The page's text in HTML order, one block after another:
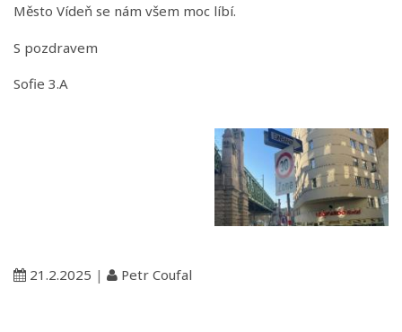
Město Vídeň se nám všem moc líbí.
S pozdravem
Sofie 3.A
21.2.2025 | Petr Coufal